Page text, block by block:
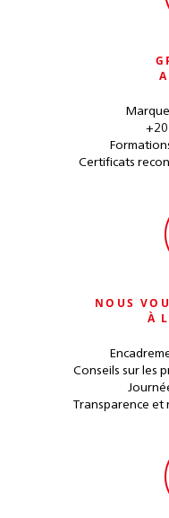
Certificats
NOUS
À
Conseils sur les
Transparence et